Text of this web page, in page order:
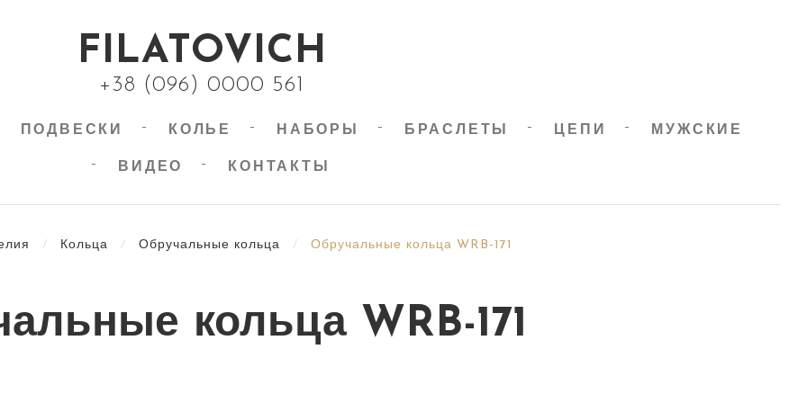
FILATOVICH
+38 (096) 0000 561
ПОДВЕСКИ КОЛЬЕ НАБОРЫ БРАСЛЕТЫ ЦЕПИ МУЖСКИЕ
ВИДЕО КОНТАКТЫ
/ Кольца / Обручальные кольца / Обручальные кольца WRB-171
кольца WRB-171